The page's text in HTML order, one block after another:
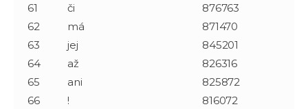
61
či
876763
62
má
871470
63
jej
845201
64
až
826316
65
ani
825872
66
!
816072